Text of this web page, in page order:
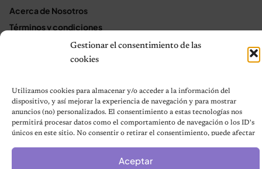
Gestionar el consentimiento de las
cookies
Utilizamos cookies para almacenar y/o acceder a la información del
dispositivo, y así mejorar la experiencia de navegación y para mostrar
anuncios (no) personalizados. El consentimiento a estas tecnologías nos
permitirá procesar datos como el comportamiento de navegación o los ID's
únicos en este sitio. No consentir o retirar el consentimiento, puede afectar
Aceptar
Acerca de Nosotros
Términos y condiciones
Política de Privacidad
Política de cookies (UE)
Contáctanos
Terms and Conditions
Política de privacidad